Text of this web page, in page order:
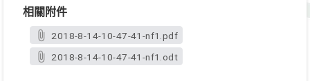
相關附件
2018-8-14-10-47-41-nf1.pdf
2018-8-14-10-47-41-nf1.odt